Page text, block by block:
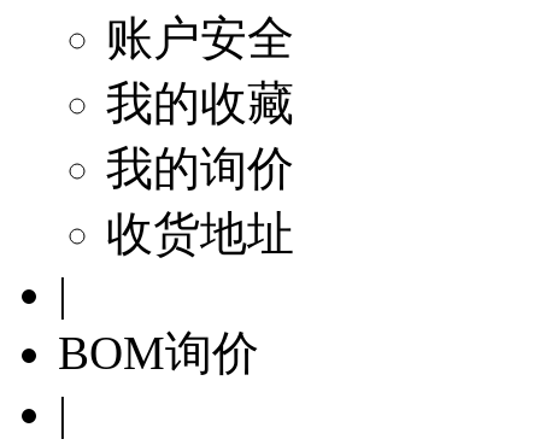
账户安全
我的收藏
我的询价
收货地址
|
BOM询价
|